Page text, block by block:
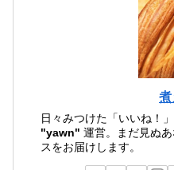
煮
日々みつけた「いいね！
"yawn" 運営。まだ見ぬ
スをお届けします。